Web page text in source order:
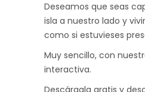
Deseamos que seas
isla a nuestro lado y
como si estuvieses
Muy sencillo, con
interactiva.